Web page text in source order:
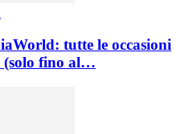
tutte le occasioni
(solo fino al…